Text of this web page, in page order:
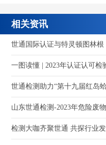
相关资讯
一图读懂 | 2023年认证认可检
世通检测助力“第十九届红岛
山东世通检测-2023年危险废
检测大咖齐聚世通 共探行业